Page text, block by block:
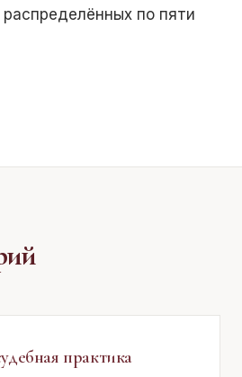
по пяти
практика